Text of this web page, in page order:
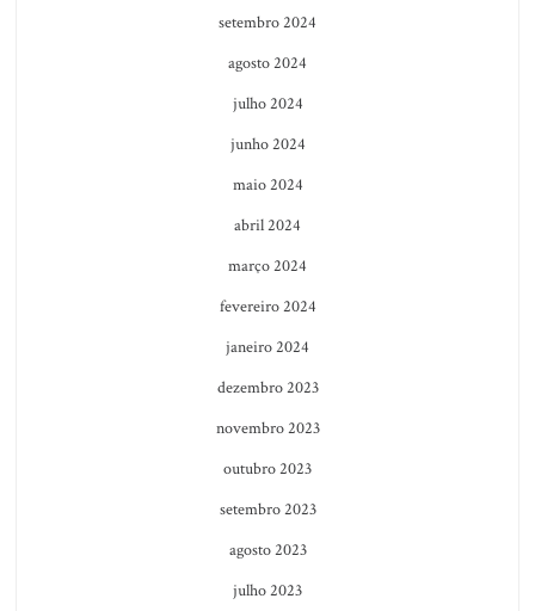
setembro 2024
agosto 2024
julho 2024
junho 2024
maio 2024
abril 2024
março 2024
fevereiro 2024
janeiro 2024
dezembro 2023
novembro 2023
outubro 2023
setembro 2023
agosto 2023
julho 2023